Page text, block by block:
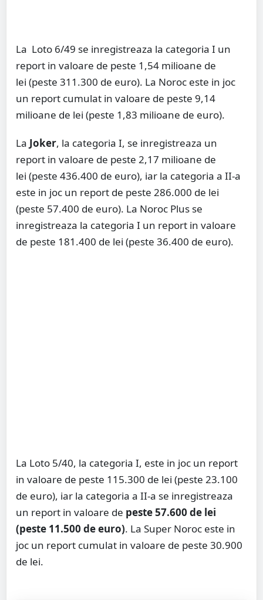
La Loto 6/49 se inregistreaza la categoria I un
report in valoare de peste 1,54 milioane de
lei (peste 311.300 de euro). La Noroc este in joc
un report cumulat in valoare de peste 9,14
milioane de lei (peste 1,83 milioane de euro).
La Joker, la categoria I, se inregistreaza un
report in valoare de peste 2,17 milioane de
lei (peste 436.400 de euro), iar la categoria a II-a
este in joc un report de peste 286.000 de lei
(peste 57.400 de euro). La Noroc Plus se
inregistreaza la categoria I un report in valoare
de peste 181.400 de lei (peste 36.400 de euro).
La Loto 5/40, la categoria I, este in joc un report
in valoare de peste 115.300 de lei (peste 23.100
de euro), iar la categoria a II-a se inregistreaza
un report in valoare de peste 57.600 de lei
(peste 11.500 de euro). La Super Noroc este in
joc un report cumulat in valoare de peste 30.900
de lei.